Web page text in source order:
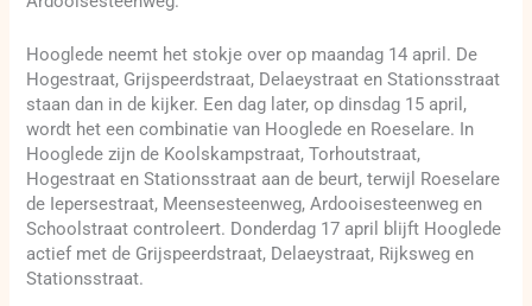
Hooglede neemt het stokje over op maandag 14 april. De
Hogestraat, Grijspeerdstraat, Delaeystraat en Stationsstraat
staan dan in de kijker. Een dag later, op dinsdag 15 april,
wordt het een combinatie van Hooglede en Roeselare. In
Hooglede zijn de Koolskampstraat, Torhoutstraat,
Hogestraat en Stationsstraat aan de beurt, terwijl Roeselare
de Iepersestraat, Meensesteenweg, Ardooisesteenweg en
Schoolstraat controleert. Donderdag 17 april blijft Hooglede
actief met de Grijspeerdstraat, Delaeystraat, Rijksweg en
Stationsstraat.